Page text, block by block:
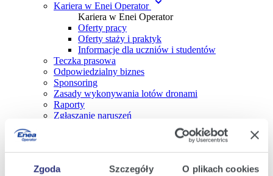
Zgoda Szczegóły O plikach cookies
Kariera w Enei Operator
Kariera w Enei Operator
Oferty pracy
Oferty staży i praktyk
Informacje dla uczniów i studentów
Teczka prasowa
Odpowiedzialny biznes
Sponsoring
Zasady wykonywania lotów dronami
Raporty
Zgłaszanie naruszeń
Inwestycje
Wykaz Wykonawców Wykwalifikowanych